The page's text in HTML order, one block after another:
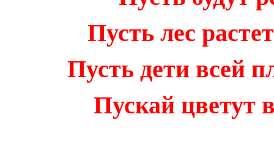
Пусть лес
Пусть дети всей
Пускай цветут